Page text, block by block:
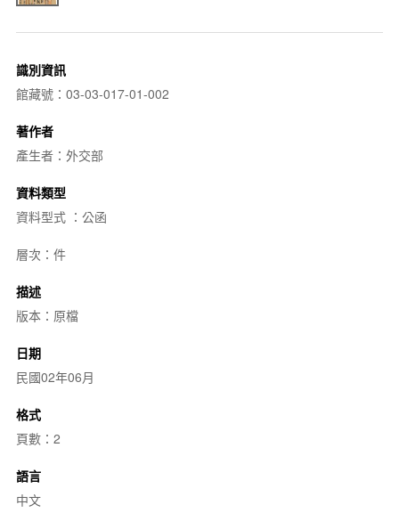
識別資訊
館藏號：03-03-017-01-002
著作者
產生者：外交部
資料類型
資料型式 ：公函
層次：件
描述
版本：原檔
日期
民國02年06月
格式
頁數：2
語言
中文